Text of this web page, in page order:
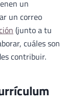
un
un correo
(junto a tu
cuáles son
contribuir.